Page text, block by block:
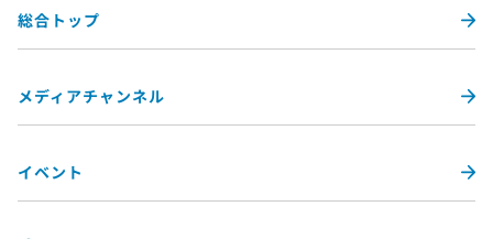
総合トップ
メディアチャンネル
イベント